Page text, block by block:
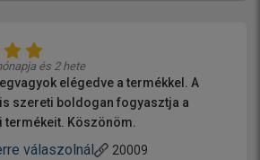
és 2 hete
elégedve a termékkel. A
szereti boldogan fogyasztja a
termékeit. Köszönöm.
válaszolnál 20009